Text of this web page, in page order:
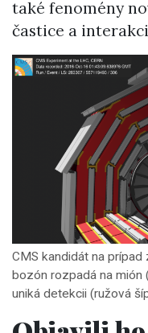
také fenomény
častice a
CMS kandidát na
bozón rozpadá na mión
uniká detekcii (ružová